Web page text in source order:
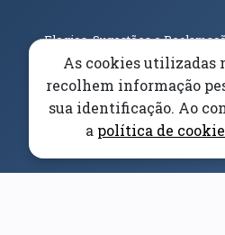
Elogios, Sugestões e
Canal
Acessibilidade Aviso/
Dados
Universidade da
As cookies utilizadas
recolhem informação
sua identificação. Ao
a política de